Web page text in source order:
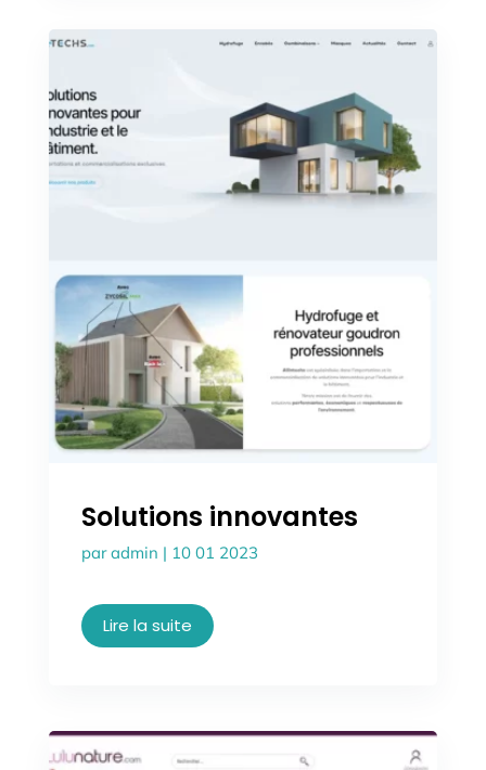
Solutions innovantes
paradmin | 10 01 2023
Lire la suite